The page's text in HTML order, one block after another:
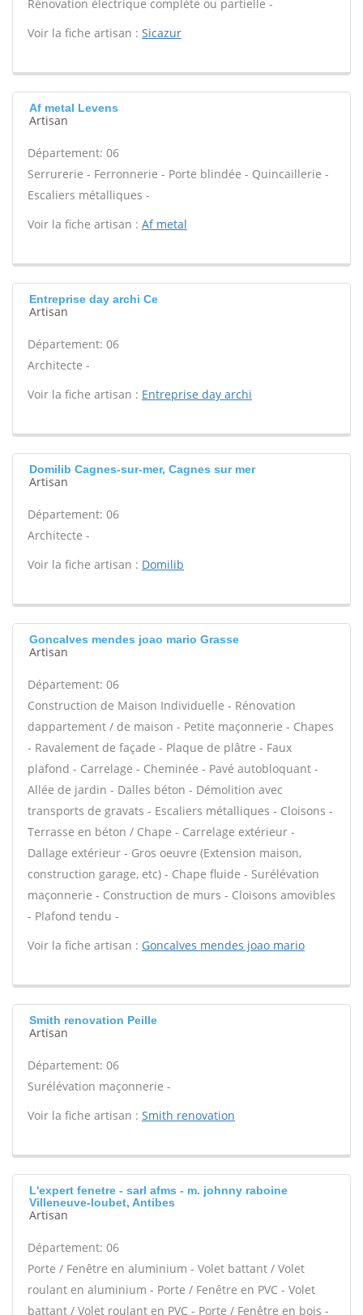
Rénovation électrique complète ou partielle -
Voir la fiche artisan : Sicazur
Af metal Levens
Artisan
Département: 06
Serrurerie - Ferronnerie - Porte blindée - Quincaillerie -
Escaliers métalliques -
Voir la fiche artisan : Af metal
Entreprise day archi Ce
Artisan
Département: 06
Architecte -
Voir la fiche artisan : Entreprise day archi
Domilib Cagnes-sur-mer, Cagnes sur mer
Artisan
Département: 06
Architecte -
Voir la fiche artisan : Domilib
Goncalves mendes joao mario Grasse
Artisan
Département: 06
Construction de Maison Individuelle - Rénovation
dappartement / de maison - Petite maçonnerie - Chapes
- Ravalement de façade - Plaque de plâtre - Faux
plafond - Carrelage - Cheminée - Pavé autobloquant -
Allée de jardin - Dalles béton - Démolition avec
transports de gravats - Escaliers métalliques - Cloisons -
Terrasse en béton / Chape - Carrelage extérieur -
Dallage extérieur - Gros oeuvre (Extension maison,
construction garage, etc) - Chape fluide - Surélévation
maçonnerie - Construction de murs - Cloisons amovibles
- Plafond tendu -
Voir la fiche artisan : Goncalves mendes joao mario
Smith renovation Peille
Artisan
Département: 06
Surélévation maçonnerie -
Voir la fiche artisan : Smith renovation
L'expert fenetre - sarl afms - m. johnny raboine
Villeneuve-loubet, Antibes
Artisan
Département: 06
Porte / Fenêtre en aluminium - Volet battant / Volet
roulant en aluminium - Porte / Fenêtre en PVC - Volet
battant / Volet roulant en PVC - Porte / Fenêtre en bois -